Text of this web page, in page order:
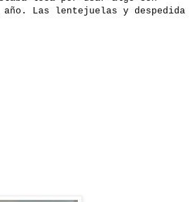
Las lentejuelas y despedida